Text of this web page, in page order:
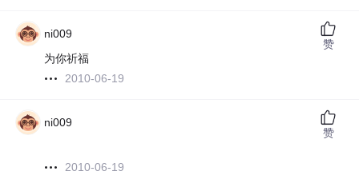
ni009
为你祈福
2010-06-19
赞
ni009
2010-06-19
赞